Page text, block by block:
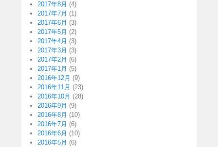
2017年8月 (4)
2017年7月 (1)
2017年6月 (3)
2017年5月 (2)
2017年4月 (3)
2017年3月 (3)
2017年2月 (6)
2017年1月 (5)
2016年12月 (9)
2016年11月 (23)
2016年10月 (28)
2016年9月 (9)
2016年8月 (10)
2016年7月 (6)
2016年6月 (10)
2016年5月 (6)